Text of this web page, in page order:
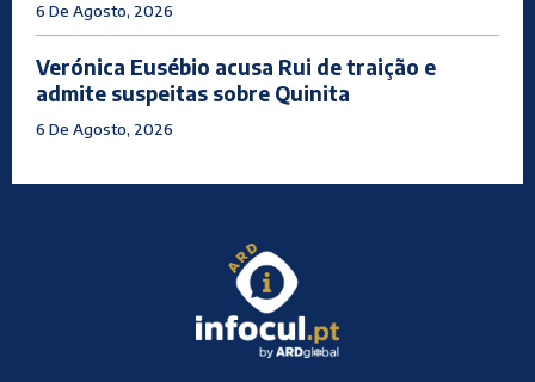
6 De Agosto, 2026
Verónica Eusébio acusa Rui de traição e
admite suspeitas sobre Quinita
6 De Agosto, 2026